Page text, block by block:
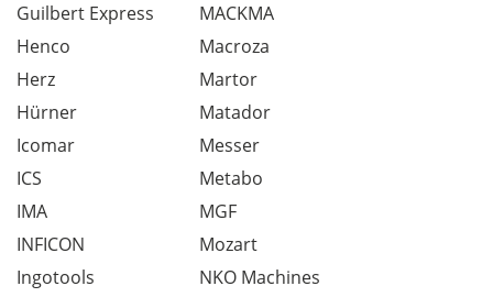
Guilbert Express
Henco
Herz
Hürner
Icomar
ICS
IMA
INFICON
Ingotools
MACKMA
Macroza
Martor
Matador
Messer
Metabo
MGF
Mozart
NKO Machines